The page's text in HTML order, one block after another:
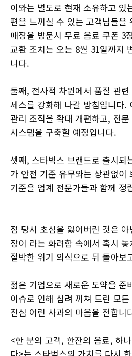
이와는 별도로 현재 소유하고 있
편을 느끼실 수 있는 고객님들을
매장을 방문시 무료 음료 쿠폰 3
교환 조치는 오는 8월 31일까지
니다.
둘째, 전사적 차원에서 품질 관
세스를 강화해 나갈 방침입니다.
관리 조직을 확대 개편하고, 전
시스템을 구축할 예정입니다.
셋째, 스타벅스 브랜드로 출시되
가 안전 기준 유무와는 상관없이
기준을 업계 전문가들과 함께 정
이대 1
점 당시 초심을 잃어버린 것은
장이 라는 화려함 속에서 혹시
절박한 위기 의식으로 뒤 돌아보
젊은 기업으로 새로운 도약을 준
이슈로 인해 심려 끼쳐 드린 모
진심 어린 사과의 마음을 전합니
<한 분의 고객, 한잔의 음료, 하